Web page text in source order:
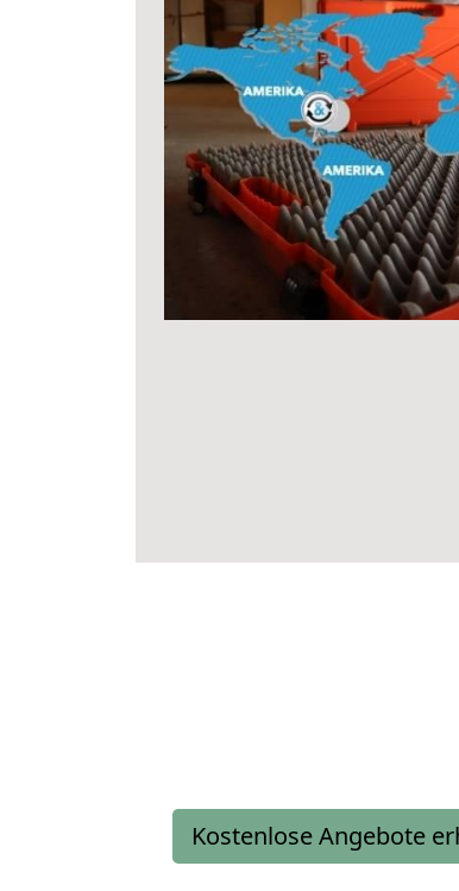
Kostenlose Angebote